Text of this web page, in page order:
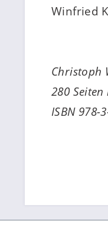
Winfried
Christoph
280
ISBN 978-